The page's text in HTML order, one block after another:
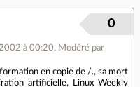
à 00:20. Modéré par
0
en copie de /., sa mort
artificielle, Linux Weekly